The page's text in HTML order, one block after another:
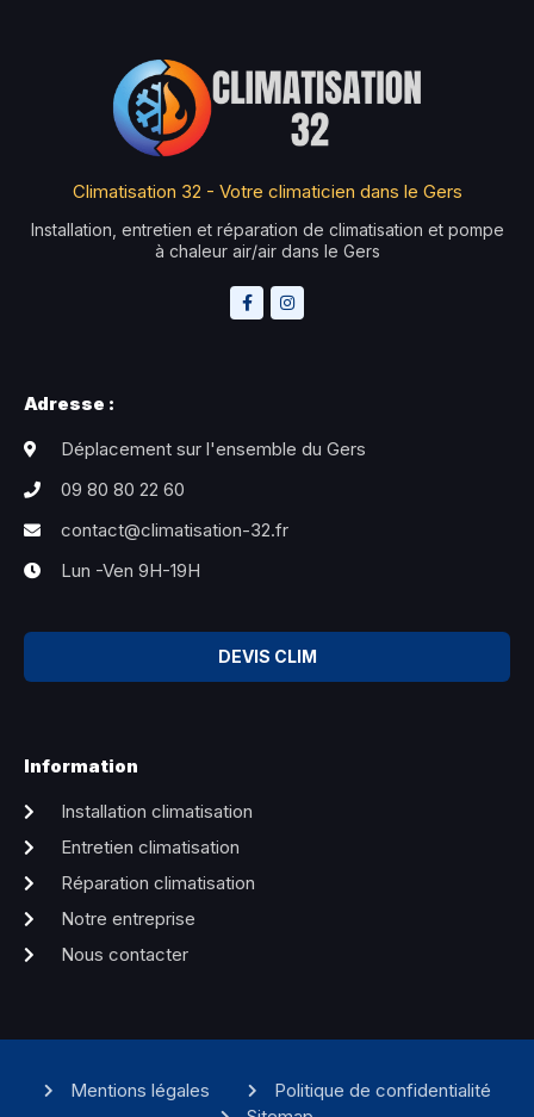
Climatisation 32 - Votre climaticien dans le Gers
Installation, entretien et réparation de climatisation et pompe
à chaleur air/air dans le Gers
Adresse :
Déplacement sur l'ensemble du Gers
09 80 80 22 60
contact@climatisation-32.fr
Lun -Ven 9H-19H
DEVIS CLIM
Information
Installation climatisation
Entretien climatisation
Réparation climatisation
Notre entreprise
Nous contacter
Mentions légales
Politique de confidentialité